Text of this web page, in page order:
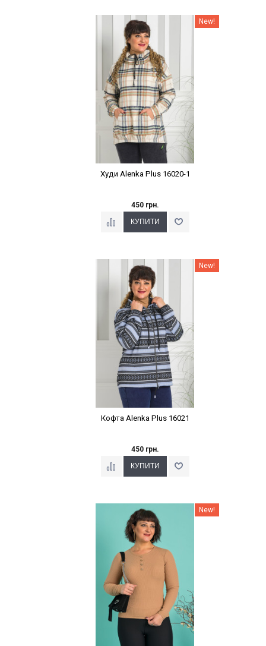
Наклейки Варіант з % New!
Худи Alenka Plus 16020-1
450 грн.
New!
Кофта Alenka Plus 16021
450 грн.
Наклейки Варіант з % New!